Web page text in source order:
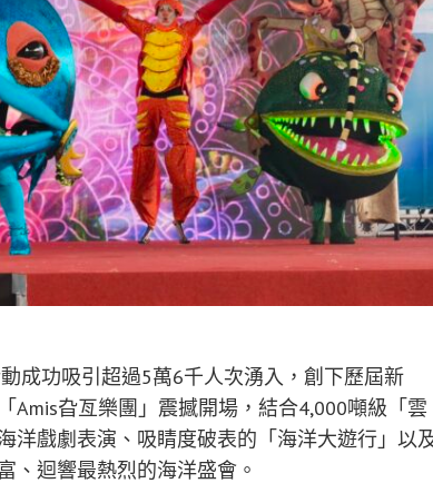
成功吸引超過5萬6千人次湧入，創下歷屆新
Amis旮亙樂團」震撼開場，結合4,000噸級「雲
洋戲劇表演、吸睛度破表的「海洋大遊行」以
、迴響最熱烈的海洋盛會。